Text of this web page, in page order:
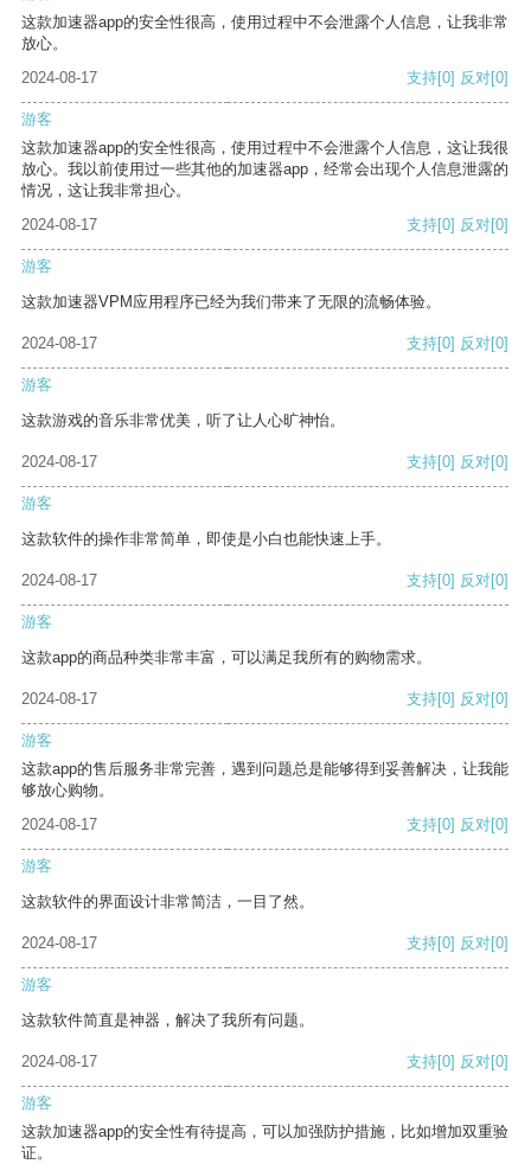
这款加速器app的安全性很高，使用过程中不会泄露个人信息，让我非常
放心。
2024-08-17
支持[0] 反对[0]
游客
这款加速器app的安全性很高，使用过程中不会泄露个人信息，这让我很
放心。我以前使用过一些其他的加速器app，经常会出现个人信息泄露的
情况，这让我非常担心。
2024-08-17
支持[0] 反对[0]
游客
这款加速器VPM应用程序已经为我们带来了无限的流畅体验。
2024-08-17 支持[0] 反对[0]
游客
这款游戏的音乐非常优美，听了让人心旷神怡。
2024-08-17 支持[0] 反对[0]
游客
这款软件的操作非常简单，即使是小白也能快速上手。
2024-08-17 支持[0] 反对[0]
游客
这款app的商品种类非常丰富，可以满足我所有的购物需求。
2024-08-17 支持[0] 反对[0]
游客
这款app的售后服务非常完善，遇到问题总是能够得到妥善解决，让我能
够放心购物。
2024-08-17
支持[0] 反对[0]
游客
这款软件的界面设计非常简洁，一目了然。
2024-08-17 支持[0] 反对[0]
游客
这款软件简直是神器，解决了我所有问题。
2024-08-17 支持[0] 反对[0]
游客
这款加速器app的安全性有待提高，可以加强防护措施，比如增加双重验
证。